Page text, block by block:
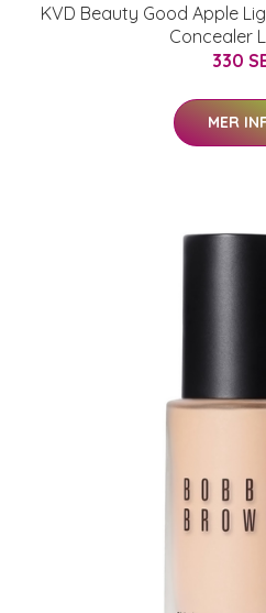
KVD Beauty Good Apple
Concealer
330
MER